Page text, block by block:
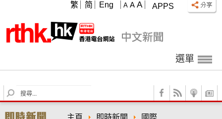
APPS
A A A
繁 简 Eng
選單
S
e
主頁 即時新聞 國際